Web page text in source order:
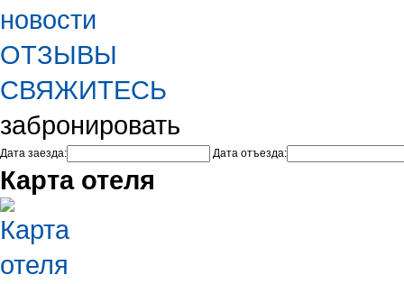
новости
ОТЗЫВЫ
СВЯЖИТЕСЬ
забронировать
Дата заезда: Дата отъезда:
Карта отеля